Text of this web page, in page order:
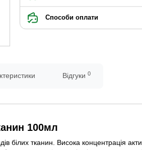
Способи оплати
Відгуки 0
100мл
тканин. Висока концентрація